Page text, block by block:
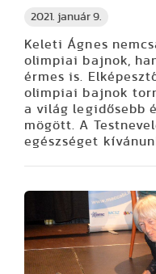
2021. január 9.
Keleti Ágnes
olimpiai bajnok,
érmes is.
olimpiai bajnok
a világ legidősebb
mögött. A
egészséget